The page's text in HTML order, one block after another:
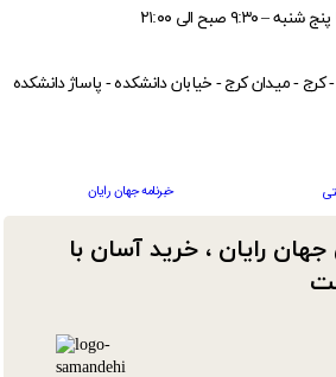
جهان رایان ، خرید آسان با
– ۹:۳۰ صبح الی ۲۱:۰۰
خبرنامه جهان رایان
- کرج - میدان کرج - خیابان دانشکده - پاساژ دانشکده